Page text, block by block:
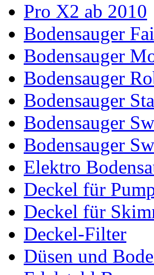
Pro X2 ab 2010
Bodensauger
Bodensauger
Bodensauger
Bodensauger
Bodensauger
Bodensauger
Elektro
Deckel für
Deckel für
Deckel-Filter
Düsen und